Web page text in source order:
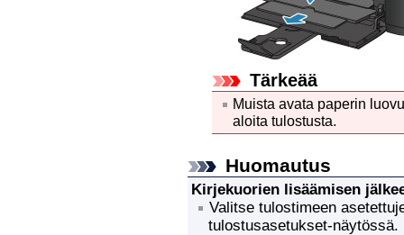
Tärkeää
Muista avata paperin
aloita tulostusta.
Huomautus
Kirjekuorien lisäämisen
Valitse tulostimeen
tulostusasetukset-näytössä.